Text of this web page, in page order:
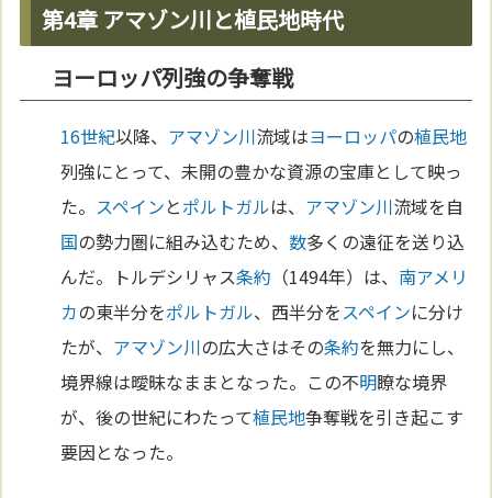
第4章 アマゾン川と植民地時代
ヨーロッパ列強の争奪戦
16世紀以降、 アマゾン川流域はヨーロッパの植民地
列強にとって、未開の豊かな資源の宝庫として映っ
た。 スペインとポルトガルは、 アマゾン川流域を自
国の勢力圏に組み込むため、数多くの遠征を送り込
んだ。トルデシリャス条約 （1494年）は、 南アメリ
カの東半分をポルトガル、西半分をスペインに分け
たが、 アマゾン川の広大さはその条約を無力にし、
境界線は曖昧なままとなった。この不明瞭な境界
が、後の世紀にわたって植民地争奪戦を引き起こす
要因となった。